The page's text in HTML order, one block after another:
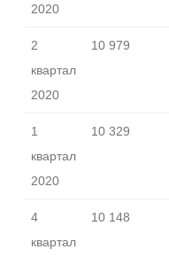
2020
2
квартал
2020
10 979
1
квартал
2020
10 329
4
квартал
10 148